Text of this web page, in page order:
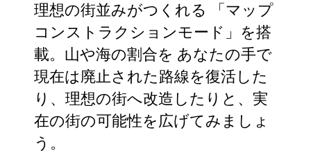
理想の街並みがつくれる 「マップ
コンストラクションモード」を搭
載。山や海の割合を あなたの手で
現在は廃止された路線を復活した
り、理想の街へ改造したりと、実
在の街の可能性を広げてみましょ
う。